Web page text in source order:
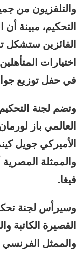
والتلفزيون من
التحكيم، مبينة
الفائزين ستشكل
اختيارات
في حفل توزيع
وتضم لجنة
العالمي باز
الأميركي جويل
والممثلة المصرية
فيغا.
وسيرأس لجنة
القصيرة الكاتبة
والممثل